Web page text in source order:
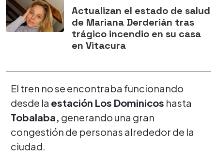
Actualizan el estado de salud
de Mariana Derderián tras
trágico incendio en su casa
en Vitacura
El tren no se encontraba funcionando
desde la estación Los Dominicos hasta
Tobalaba, generando una gran
congestión de personas alrededor de la
ciudad.